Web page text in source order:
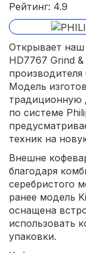
Рейтинг: 4.9
Открывает наш
HD7767 Grind
Модель
традиционную
по системе
техник на
Внешне
благодаря
серебристого
ранее модель
оснащена
использовать
упаковки.